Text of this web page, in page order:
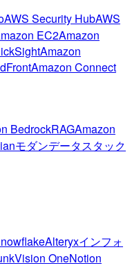
AWS Security HubAWS
EC2Amazon
Amazon
Amazon Connect
BedrockRAGAmazon
モダンデータスタック
Alteryxインフォ
Vision OneNotion